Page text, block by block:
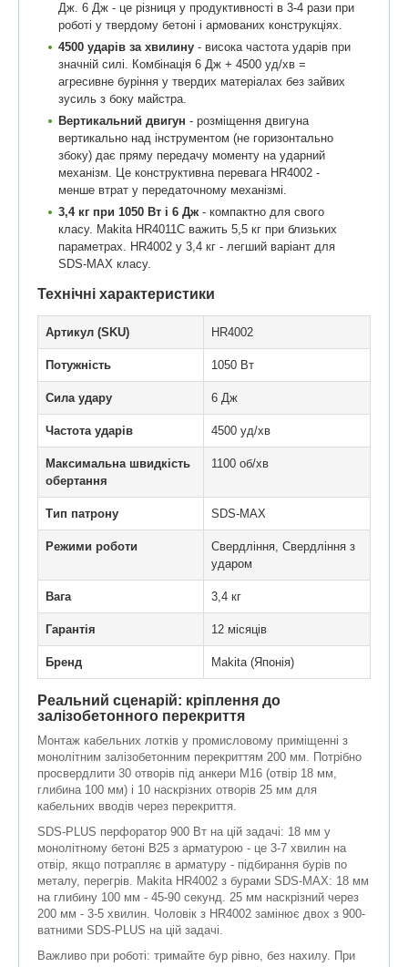
Дж. 6 Дж - це різниця у продуктивності в 3-4 рази при
роботі у твердому бетоні і армованих конструкціях.
4500 ударів за хвилину - висока частота ударів при
значній силі. Комбінація 6 Дж + 4500 уд/хв =
агресивне буріння у твердих матеріалах без зайвих
зусиль з боку майстра.
Вертикальний двигун - розміщення двигуна
вертикально над інструментом (не горизонтально
збоку) дає пряму передачу моменту на ударний
механізм. Це конструктивна перевага HR4002 -
менше втрат у передаточному механізмі.
3,4 кг при 1050 Вт і 6 Дж - компактно для свого
класу. Makita HR4011C важить 5,5 кг при близьких
параметрах. HR4002 у 3,4 кг - легший варіант для
SDS-MAX класу.
Технічні характеристики
Артикул (SKU) HR4002
Потужність 1050 Вт
Сила удару 6 Дж
Частота ударів 4500 уд/хв
Максимальна швидкість
обертання
1100 об/хв
Тип патрону SDS-MAX
Режими роботи
Свердління, Свердління з
ударом
Вага 3,4 кг
Гарантія 12 місяців
Бренд Makita (Японія)
Реальний сценарій: кріплення до
залізобетонного перекриття
Монтаж кабельних лотків у промисловому приміщенні з
монолітним залізобетонним перекриттям 200 мм. Потрібно
просвердлити 30 отворів під анкери М16 (отвір 18 мм,
глибина 100 мм) і 10 наскрізних отворів 25 мм для
кабельних вводів через перекриття.
SDS-PLUS перфоратор 900 Вт на цій задачі: 18 мм у
монолітному бетоні B25 з арматурою - це 3-7 хвилин на
отвір, якщо потрапляє в арматуру - підбирання бурів по
металу, перегрів. Makita HR4002 з бурами SDS-MAX: 18 мм
на глибину 100 мм - 45-90 секунд. 25 мм наскрізний через
200 мм - 3-5 хвилин. Чоловік з HR4002 замінює двох з 900-
ватними SDS-PLUS на цій задачі.
Важливо при роботі: тримайте бур рівно, без нахилу. При